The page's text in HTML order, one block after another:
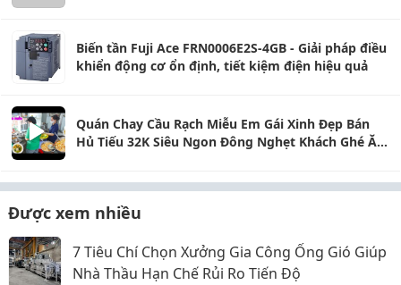
Biến tần Fuji Ace FRN0006E2S-4GB - Giải pháp điều
khiển động cơ ổn định, tiết kiệm điện hiệu quả
Quán Chay Cầu Rạch Miễu Em Gái Xinh Đẹp Bán
Hủ Tiếu 32K Siêu Ngon Đông Nghẹt Khách Ghé Ăn
Được xem nhiều
7 Tiêu Chí Chọn Xưởng Gia Công Ống Gió Giúp
Nhà Thầu Hạn Chế Rủi Ro Tiến Độ